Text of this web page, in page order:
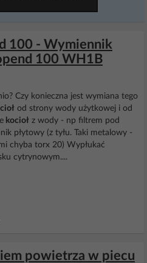
100 - Wymiennik
100 WH1B
Czy konieczna jest wymiana tego
od strony wody użytkowej i od
kocioł z wody - np filtrem pod
płytowy (z tyłu. Taki metalowy -
chyba torx 20) Wypłukać
cytrynowym....
powietrza w piecu